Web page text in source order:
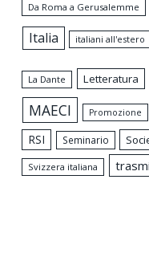
Da Roma a Gerusalemme
Italia italiani all'estero
La Dante Letteratura
MAECI Promozione
RSI
Seminario
Svizzera italiana